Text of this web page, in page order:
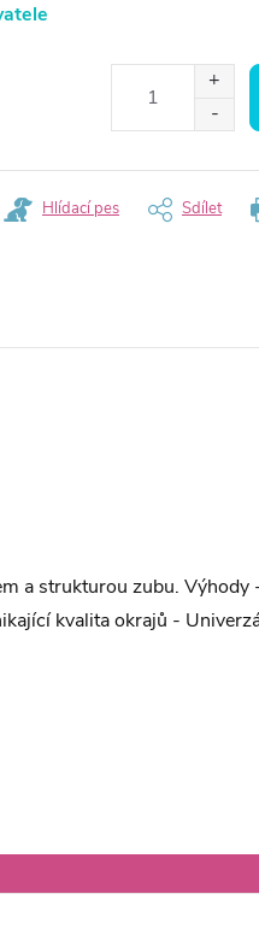
Hlídací pes Sdílet
a strukturou zubu. Výhody
kvalita okrajů -